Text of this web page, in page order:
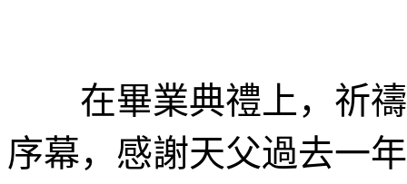
在畢業典禮上，祈禱
序幕，感謝天父過去一